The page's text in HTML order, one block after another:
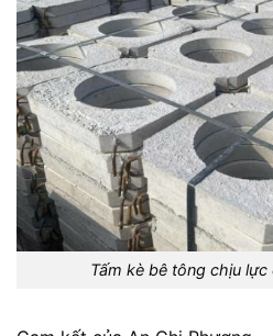
Tấm kè bê tông chịu